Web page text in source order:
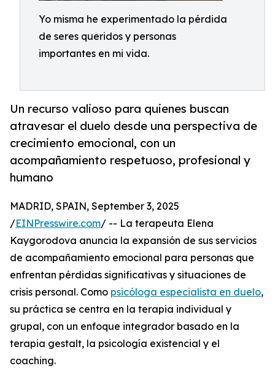
Yo misma he experimentado la pérdida
de seres queridos y personas
importantes en mi vida.
Un recurso valioso para quienes buscan
atravesar el duelo desde una perspectiva de
crecimiento emocional, con un
acompañamiento respetuoso, profesional y
humano
MADRID, SPAIN, September 3, 2025
/EINPresswire.com/ -- La terapeuta Elena
Kaygorodova anuncia la expansión de sus servicios
de acompañamiento emocional para personas que
enfrentan pérdidas significativas y situaciones de
crisis personal. Como psicóloga especialista en duelo,
su práctica se centra en la terapia individual y
grupal, con un enfoque integrador basado en la
terapia gestalt, la psicología existencial y el
coaching.